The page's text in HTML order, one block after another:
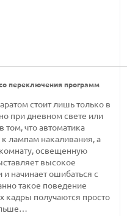
переключения программ
стоит лишь только в
при дневном свете или
том, что автоматика
лампам накаливания, а
комнату, освещенную
высокое
и начинает ошибаться с
такое поведение
кадры получаются просто